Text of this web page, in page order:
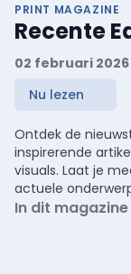
PRINT MAGAZINE
Recente
02 februari 2026
Nu lezen
Ontdek de
inspirerende
visuals. Laat je
actuele
In dit magazine